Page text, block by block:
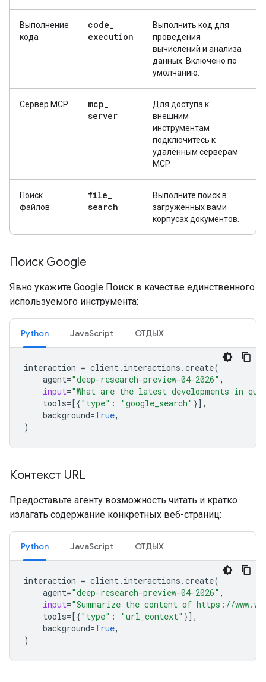
Выполнение
кода
code_
execution
Выполнить код для
проведения
вычислений и анализа
данных. Включено по
умолчанию.
Сервер MCP mcp_
server
Для доступа к
внешним
инструментам
подключитесь к
удалённым серверам
MCP.
Поиск
файлов
file_
search
Выполните поиск в
загруженных вами
корпусах документов.
Поиск Google
Явно укажите Google Поиск в качестве единственного
используемого инструмента:
Python JavaScript ОТДЫХ
interaction = client. interactions .create(
agent="deep-research-preview-04-2026" ,
input="What are the latest developments in
tools=[{"type" : "google_search" }],
background=True,
)
Контекст URL
Предоставьте агенту возможность читать и кратко
излагать содержание конкретных веб-страниц:
Python JavaScript ОТДЫХ
interaction = client. interactions .create(
agent="deep-research-preview-04-2026" ,
input="Summarize the content of https://
tools=[{"type" : "url_context" }],
background=True,
)